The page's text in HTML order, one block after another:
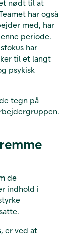
nødt til at
har også
med, har
periode.
har
til et langt
psykisk
tegn på
de
indhold i
er ved at